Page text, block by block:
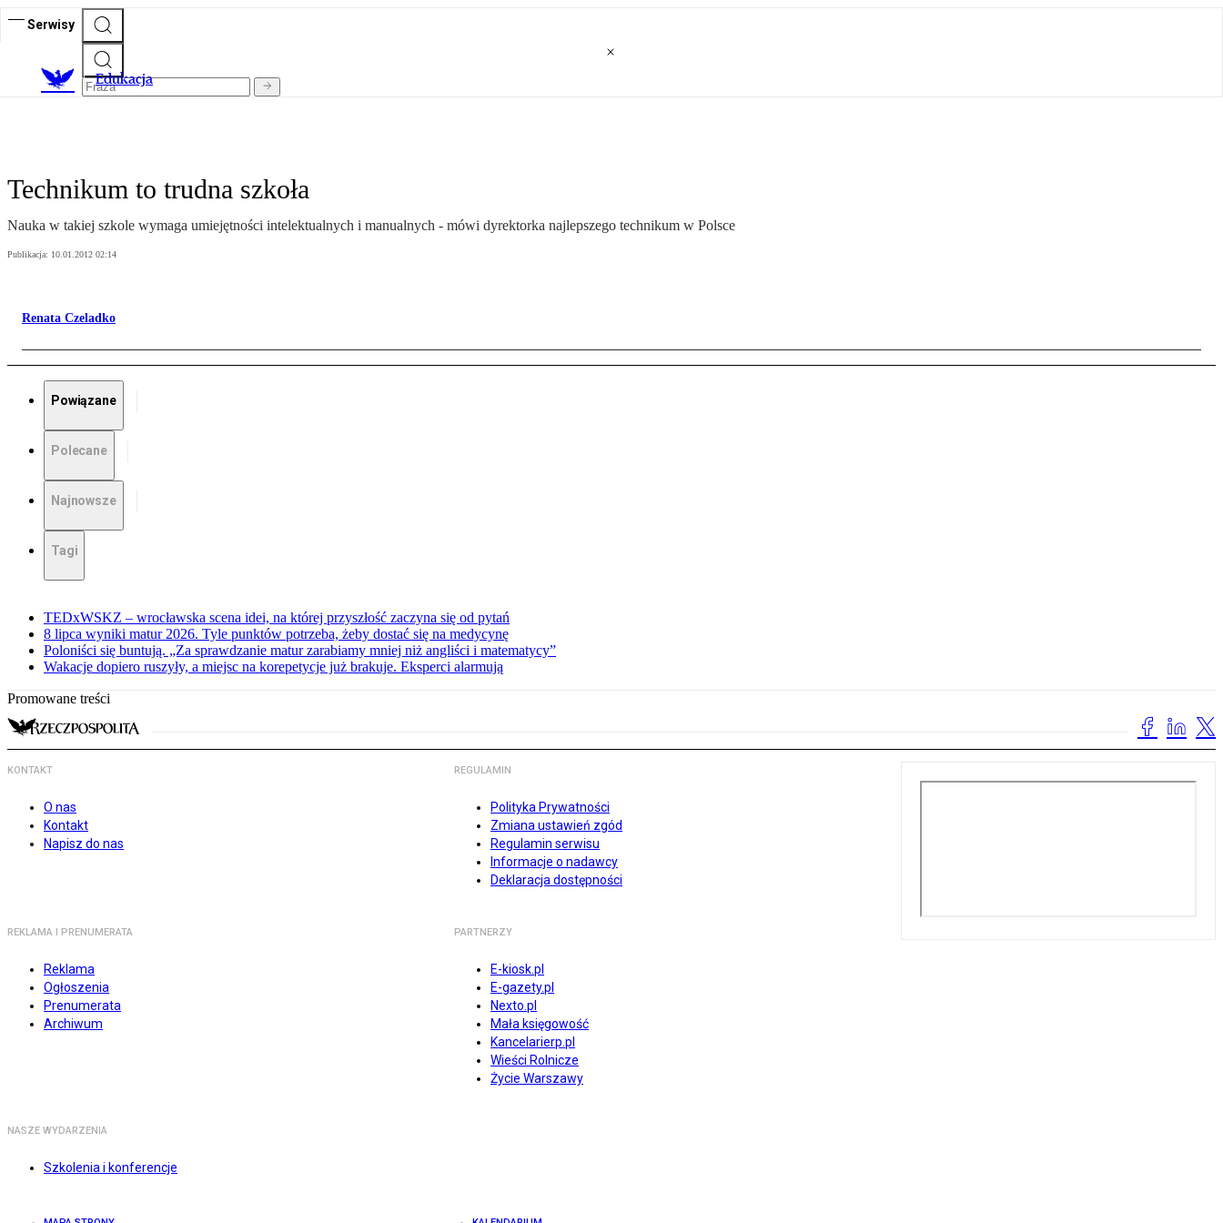
Serwisy
Edukacja
Technikum to trudna szkoła
Nauka w takiej szkole wymaga umiejętności intelektualnych i manualnych - mówi dyrektorka najlepszego technikum w Polsce
Publikacja: 10.01.2012 02:14
Renata Czeladko
Powiązane
Polecane
Najnowsze
Tagi
TEDxWSKZ – wrocławska scena idei, na której przyszłość zaczyna się od pytań
8 lipca wyniki matur 2026. Tyle punktów potrzeba, żeby dostać się na medycynę
Poloniści się buntują. „Za sprawdzanie matur zarabiamy mniej niż angliści i matematycy”
Wakacje dopiero ruszyły, a miejsc na korepetycje już brakuje. Eksperci alarmują
Promowane treści
KONTAKT
O nas
Kontakt
Napisz do nas
REGULAMIN
Polityka Prywatności
Zmiana ustawień zgód
Regulamin serwisu
Informacje o nadawcy
Deklaracja dostępności
REKLAMA I PRENUMERATA
Reklama
Ogłoszenia
Prenumerata
Archiwum
PARTNERZY
E-kiosk.pl
E-gazety.pl
Nexto.pl
Mała księgowość
Kancelarierp.pl
Wieści Rolnicze
Życie Warszawy
NASZE WYDARZENIA
Szkolenia i konferencje